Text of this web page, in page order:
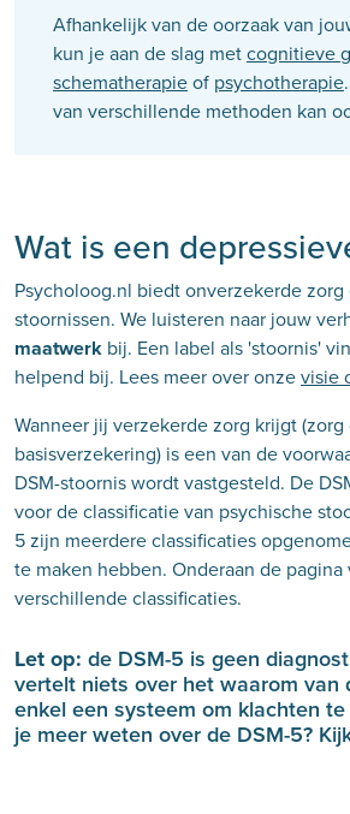
Afhankelijk van de oorzaak van
kun je aan de slag metcognitieve
schematherapieof psychotherapie
van verschillende methoden kan
Wat is een
Psycholoog.nl biedt onverzekerde
stoornissen. We luisteren naar jouw
maatwerk bij. Een label als 'stoornis'
helpend bij. Lees meer over onzevisie
Wanneer jij verzekerde zorg krijgt
basisverzekering) is een van de
DSM-stoornis wordt vastgesteld. De
voor de classificatie van psychische
5 zijn meerdere classificaties
te maken hebben. Onderaan de
verschillende classificaties.
Let op: de DSM-5 is geen
vertelt niets over het waarom van
enkel een systeem om klachten
je meer weten over de DSM-5?